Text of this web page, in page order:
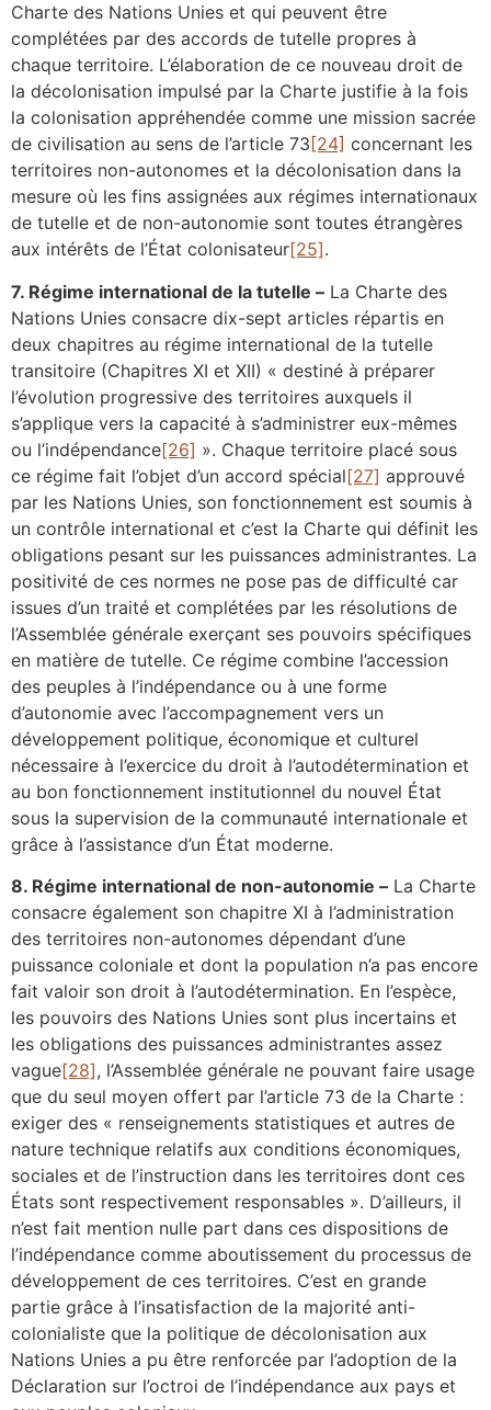
Charte des Nations Unies et qui peuvent être
complétées par des accords de tutelle propres à
chaque territoire. L’élaboration de ce nouveau droit de
la décolonisation impulsé par la Charte justifie à la fois
la colonisation appréhendée comme une mission sacrée
de civilisation au sens de l’article 73 [24] concernant les
territoires non-autonomes et la décolonisation dans la
mesure où les fins assignées aux régimes internationaux
de tutelle et de non-autonomie sont toutes étrangères
aux intérêts de l’État colonisateur[25].
7. Régime international de la tutelle – La Charte des
Nations Unies consacre dix-sept articles répartis en
deux chapitres au régime international de la tutelle
transitoire (Chapitres XI et XII) « destiné à préparer
l’évolution progressive des territoires auxquels il
s’applique vers la capacité à s’administrer eux-mêmes
ou l’indépendance[26] ». Chaque territoire placé sous
ce régime fait l’objet d’un accord spécial[27] approuvé
par les Nations Unies, son fonctionnement est soumis à
un contrôle international et c’est la Charte qui définit les
obligations pesant sur les puissances administrantes. La
positivité de ces normes ne pose pas de difficulté car
issues d’un traité et complétées par les résolutions de
l’Assemblée générale exerçant ses pouvoirs spécifiques
en matière de tutelle. Ce régime combine l’accession
des peuples à l’indépendance ou à une forme
d’autonomie avec l’accompagnement vers un
développement politique, économique et culturel
nécessaire à l’exercice du droit à l’autodétermination et
au bon fonctionnement institutionnel du nouvel État
sous la supervision de la communauté internationale et
grâce à l’assistance d’un État moderne.
8. Régime international de non-autonomie – La Charte
consacre également son chapitre XI à l’administration
des territoires non-autonomes dépendant d’une
puissance coloniale et dont la population n’a pas encore
fait valoir son droit à l’autodétermination. En l’espèce,
les pouvoirs des Nations Unies sont plus incertains et
les obligations des puissances administrantes assez
vague[28], l’Assemblée générale ne pouvant faire usage
que du seul moyen offert par l’article 73 de la Charte :
exiger des « renseignements statistiques et autres de
nature technique relatifs aux conditions économiques,
sociales et de l’instruction dans les territoires dont ces
États sont respectivement responsables ». D’ailleurs, il
n’est fait mention nulle part dans ces dispositions de
l’indépendance comme aboutissement du processus de
développement de ces territoires. C’est en grande
partie grâce à l’insatisfaction de la majorité anti-
colonialiste que la politique de décolonisation aux
Nations Unies a pu être renforcée par l’adoption de la
Déclaration sur l’octroi de l’indépendance aux pays et